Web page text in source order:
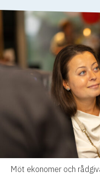
Möt ekonomer och